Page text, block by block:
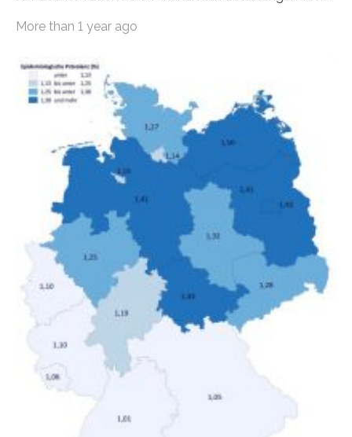
Bundesinstitut für Bevölkerungsforschung (BiB)
gesamten Einkommen zwischen 1990 und 2020 für
unterschiedliche Einkommensgruppen sowie für in
Deutschland geborene Menschen und Zugewanderte
verändert hat. Das Ergebnis: Während Personen mit
hohen Einkommen (oberstes Quintil der Verteilung der
Nettoäquivalenzeinkommen) nur einen moderaten
Anstieg des Mietanteils am Gesamteinkommen
hinnehmen mussten, nahm die Belastung bei
Menschen mit…
More than 1 year ago